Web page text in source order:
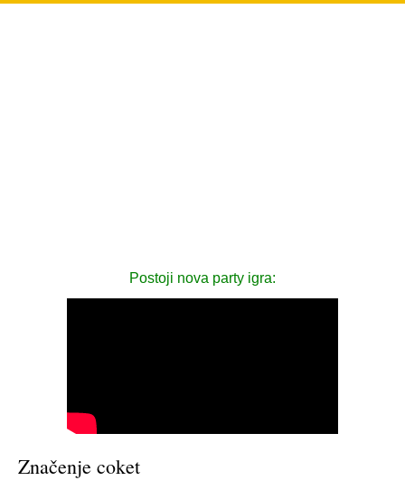
Postoji nova party igra:
Značenje coket